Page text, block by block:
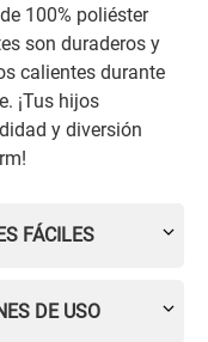
100% poliéster
son duraderos y
calientes durante
¡Tus hijos
y diversión
FÁCILES
DE USO